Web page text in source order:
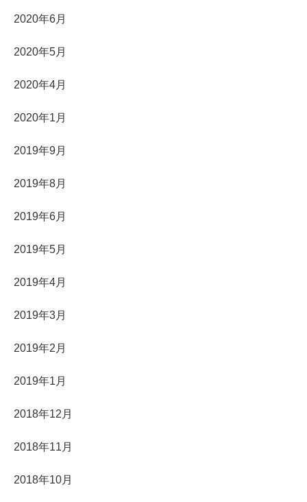
2020年6月
2020年5月
2020年4月
2020年1月
2019年9月
2019年8月
2019年6月
2019年5月
2019年4月
2019年3月
2019年2月
2019年1月
2018年12月
2018年11月
2018年10月